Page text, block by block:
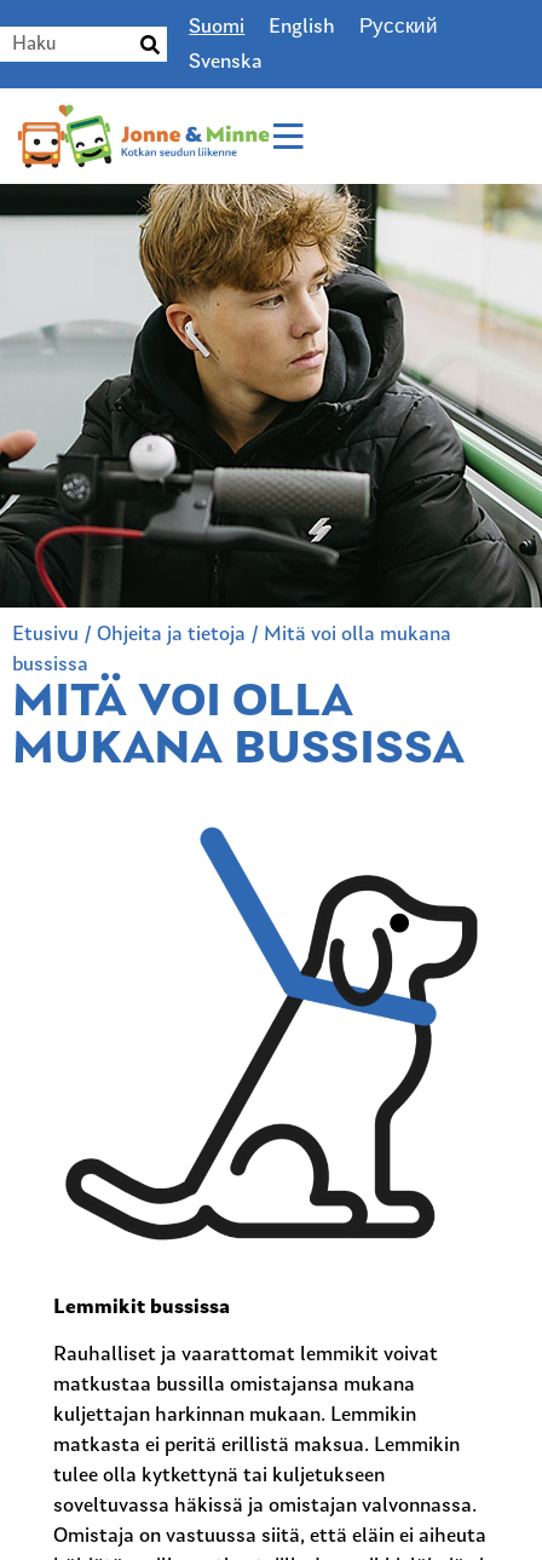
Suomi English
Русский
Svenska
Etusivu / Ohjeita ja tietoja / Mitä voi olla mukana
bussissa
MITÄ VOI OLLA
MUKANA BUSSISSA
Lemmikit bussissa
Rauhalliset ja vaarattomat lemmikit voivat
matkustaa bussilla omistajansa mukana
kuljettajan harkinnan mukaan. Lemmikin
matkasta ei peritä erillistä maksua. Lemmikin
tulee olla kytkettynä tai kuljetukseen
soveltuvassa häkissä ja omistajan valvonnassa.
Omistaja on vastuussa siitä, että eläin ei aiheuta